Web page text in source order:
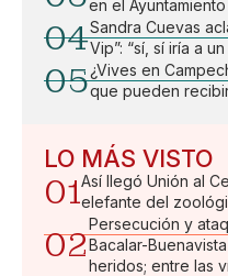
en el
04Sandra Cuevas
Vip”: “sí, sí iría a
05¿Vives en
que pueden
LO MÁS VISTO
01Así llegó Unión al
elefante del
02
Persecución y
Bacalar-
heridos; entre las